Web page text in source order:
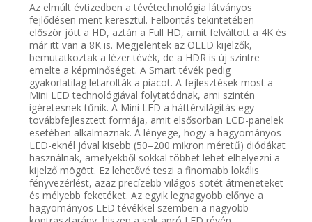
Az elmúlt évtizedben a tévétechnológia látványos
fejlődésen ment keresztül. Felbontás tekintetében
először jött a HD, aztán a Full HD, amit felváltott a 4K és
már itt van a 8K is. Megjelentek az OLED kijelzők,
bemutatkoztak a lézer tévék, de a HDR is új szintre
emelte a képminőséget.A Smarttévék pedig
gyakorlatilag letarolták a piacot.A fejlesztések most a
Mini LED technológiával folytatódnak, ami szintén
ígéretesnek tűnik.A Mini LED a háttérvilágítás egy
továbbfejlesztett formája, amit elsősorban LCD-panelek
esetében alkalmaznak. A lényege, hogy a hagyományos
LED-eknél jóval kisebb (50–200 mikron méretű) diódákat
használnak, amelyekből sokkal többet lehet elhelyezni a
kijelző mögött. Ez lehetővé teszi a finomabblokális
fényvezérlést, azaz precízebb világos-sötét átmeneteket
és mélyebb feketéket. Az egyik legnagyobb előnye a
hagyományos LED tévékkel szemben anagyobb